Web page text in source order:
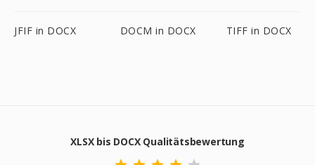
JFIF in DOCX DOCM in DOCX TIFF in DOCX
XLSX bis DOCX Qualitätsbewertung